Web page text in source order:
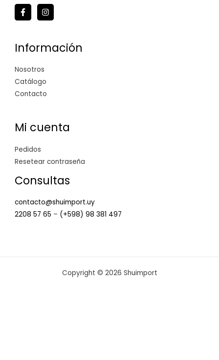
Información
Nosotros
Catálogo
Contacto
Mi cuenta
Pedidos
Resetear contraseña
Consultas
contacto@shuimport.uy
2208 57 65 – (+598) 98 381 497
Copyright © 2026 Shuimport